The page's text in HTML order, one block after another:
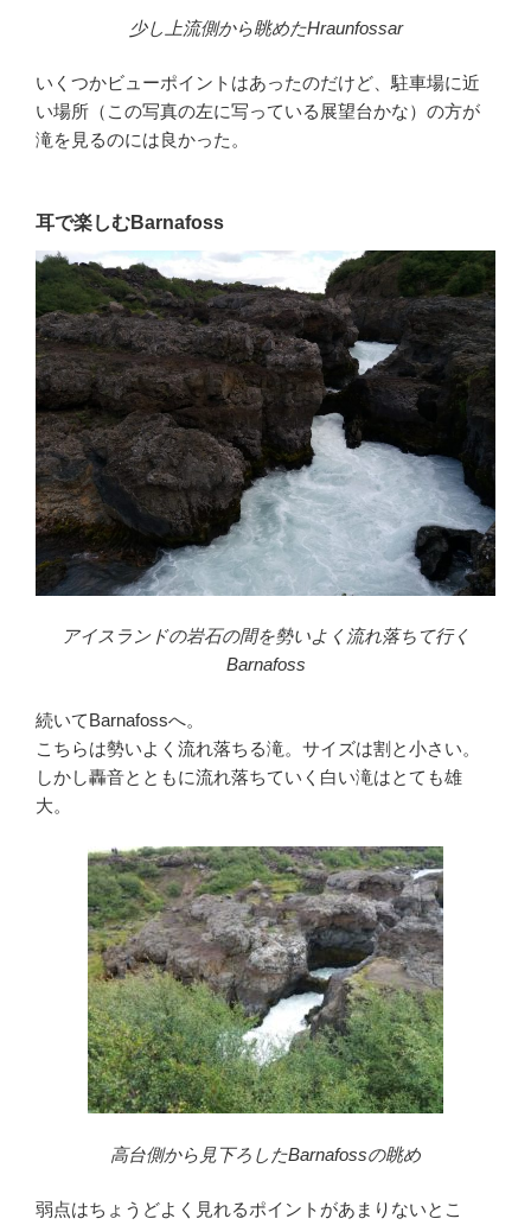
少し上流側から眺めたHraunfossar
いくつかビューポイントはあったのだけど、駐車場に近
い場所（この写真の左に写っている展望台かな）の方が
滝を見るのには良かった。
耳で楽しむBarnafoss
アイスランドの岩石の間を勢いよく流れ落ちて行く
Barnafoss
続いてBarnafossへ。
こちらは勢いよく流れ落ちる滝。サイズは割と小さい。
しかし轟音とともに流れ落ちていく白い滝はとても雄
大。
高台側から見下ろしたBarnafossの眺め
弱点はちょうどよく見れるポイントがあまりないとこ